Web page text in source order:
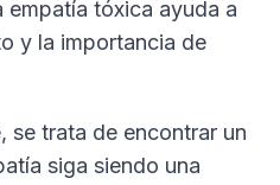
empatía tóxica ayuda a
y la importancia de
se trata de encontrar un
siga siendo una